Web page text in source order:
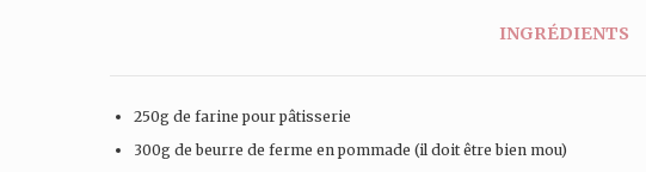
INGRÉDIENTS
250g de farine pour pâtisserie
300g de beurre de ferme en pommade (il doit être bien mou)